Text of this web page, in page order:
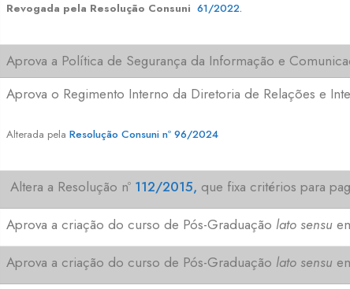
Revogada pela Resolução Consuni 61/2022.
Aprova a Política de Segurança da Informação e
Aprova o Regimento Interno da Diretoria de Relações e
Alterada pela Resolução Consuni nº 96/2024
Altera a Resolução nº 112/2015, que fixa critérios para
Aprova a criação do curso de Pós-Graduação lato sensu
Aprova a criação do curso de Pós-Graduação lato sensu